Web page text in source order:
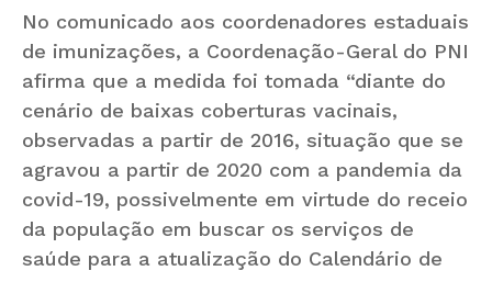
No comunicado aos coordenadores estaduais
de imunizações, a Coordenação-Geral do PNI
afirma que a medida foi tomada “diante do
cenário de baixas coberturas vacinais,
observadas a partir de 2016, situação que se
agravou a partir de 2020 com a pandemia da
covid-19, possivelmente em virtude do receio
da população em buscar os serviços de
saúde para a atualização do Calendário de